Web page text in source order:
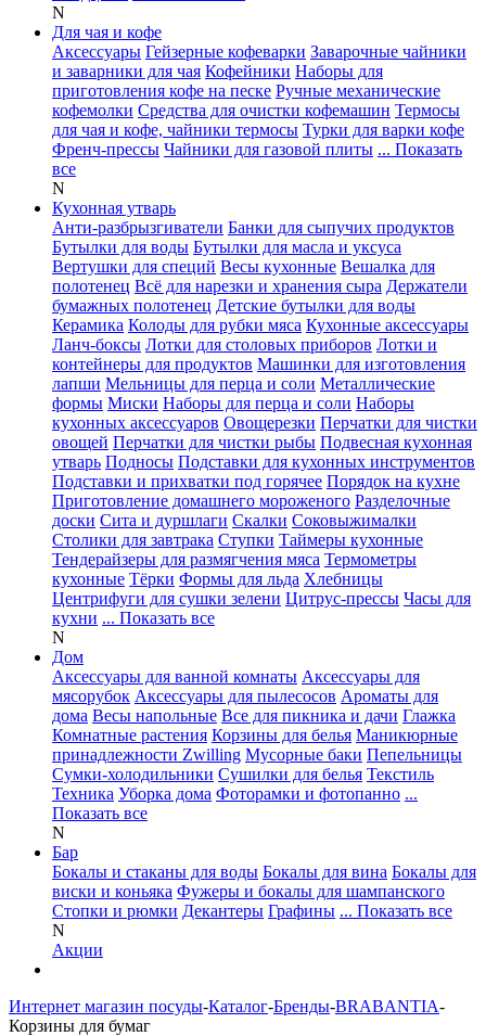
N
Для чая и кофе
Аксессуары Гейзерные кофеварки Заварочные чайники
и заварники для чая Кофейники Наборы для
приготовления кофе на песке Ручные механические
кофемолки Средства для очистки кофемашин Термосы
для чая и кофе, чайники термосы Турки для варки кофе
Френч-прессы Чайники для газовой плиты ... Показать
все
N
Кухонная утварь
Анти-разбрызгиватели Банки для сыпучих продуктов
Бутылки для воды Бутылки для масла и уксуса
Вертушки для специй Весы кухонные Вешалка для
полотенец Всё для нарезки и хранения сыра Держатели
бумажных полотенец Детские бутылки для воды
Керамика Колоды для рубки мяса Кухонные аксессуары
Ланч-боксы Лотки для столовых приборов Лотки и
контейнеры для продуктов Машинки для изготовления
лапши Мельницы для перца и соли Металлические
формы Миски Наборы для перца и соли Наборы
кухонных аксессуаров Овощерезки Перчатки для чистки
овощей Перчатки для чистки рыбы Подвесная кухонная
утварь Подносы Подставки для кухонных инструментов
Подставки и прихватки под горячее Порядок на кухне
Приготовление домашнего мороженого Разделочные
доски Сита и дуршлаги Скалки Соковыжималки
Столики для завтрака Ступки Таймеры кухонные
Тендерайзеры для размягчения мяса Термометры
кухонные Тёрки Формы для льда Хлебницы
Центрифуги для сушки зелени Цитрус-прессы Часы для
кухни ... Показать все
N
Дом
Аксессуары для ванной комнаты Аксессуары для
мясорубок Аксессуары для пылесосов Ароматы для
дома Весы напольные Все для пикника и дачи Глажка
Комнатные растения Корзины для белья Маникюрные
принадлежности Zwilling Мусорные баки Пепельницы
Сумки-холодильники Сушилки для белья Текстиль
Техника Уборка дома Фоторамки и фотопанно ...
Показать все
N
Бар
Бокалы и стаканы для воды Бокалы для вина Бокалы для
виски и коньяка Фужеры и бокалы для шампанского
Стопки и рюмки Декантеры Графины ... Показать все
N
Акции
Интернет магазин посуды-Каталог-Бренды-BRABANTIA-
Корзины для бумаг